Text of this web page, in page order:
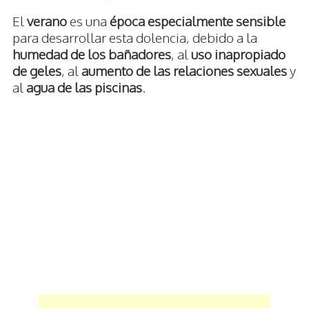
El veranoes una época especialmente sensible
para desarrollar esta dolencia, debido a la
humedad de los bañadores, al uso inapropiado
de geles, al aumento de las relaciones sexualesy
al agua de las piscinas